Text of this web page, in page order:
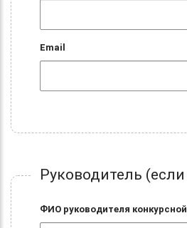
Email
Руководитель (если
ФИО руководителя